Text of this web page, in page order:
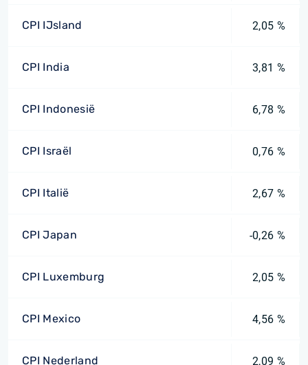
CPI IJsland 2,05 %
CPI India 3,81 %
CPI Indonesië 6,78 %
CPI Israël 0,76 %
CPI Italië 2,67 %
CPI Japan -0,26 %
CPI Luxemburg 2,05 %
CPI Mexico 4,56 %
CPI Nederland 2,09 %